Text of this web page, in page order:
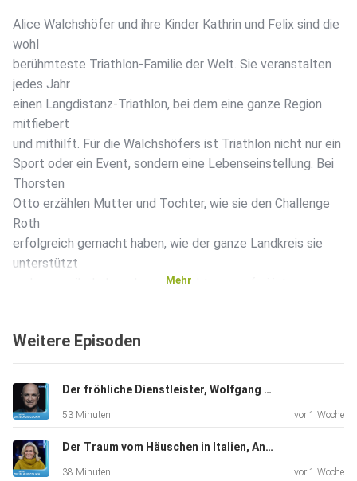
Alice Walchshöfer und ihre Kinder Kathrin und Felix sind die
wohl
berühmteste Triathlon-Familie der Welt. Sie veranstalten
jedes Jahr
einen Langdistanz-Triathlon, bei dem eine ganze Region
mitfiebert
und mithilft. Für die Walchshöfers ist Triathlon nicht nur ein
Sport oder ein Event, sondern eine Lebenseinstellung. Bei
Thorsten
Otto erzählen Mutter und Tochter, wie sie den Challenge
Roth
erfolgreich gemacht haben, wie der ganze Landkreis sie
unterstützt
und warum ihr Leben dennoch nicht sorgenfrei ist.
Mehr
Weitere Episoden
Der fröhliche Dienstleister, Wolfgang Krebs, Kabarettist, "Ich bin dankbar für alles, was ich habe".
53 Minuten vor 1 Woche
Der Traum vom Häuschen in Italien, Andrea L'Arronge, Schauspielerin, "Das Erste, was ich morgens sehe, ist der Zitronenbaum."
38 Minuten vor 1 Woche